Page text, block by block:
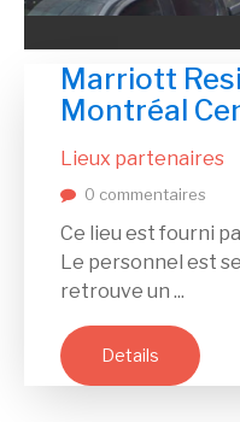
Marriott
Montréal
Lieux partenaires
0 commentaires
Ce lieu est fourni
Le personnel est
retrouve un ...
Details